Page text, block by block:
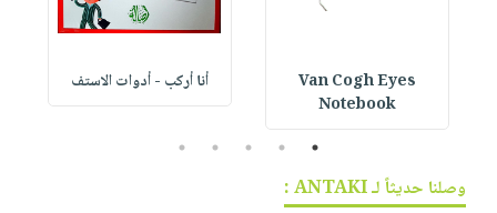
Van Cogh Eyes
Notebook
أنا أركب - أدوات الاستف
1
2
3
4
5
وصلنا حديثاً لـ ANTAKI :